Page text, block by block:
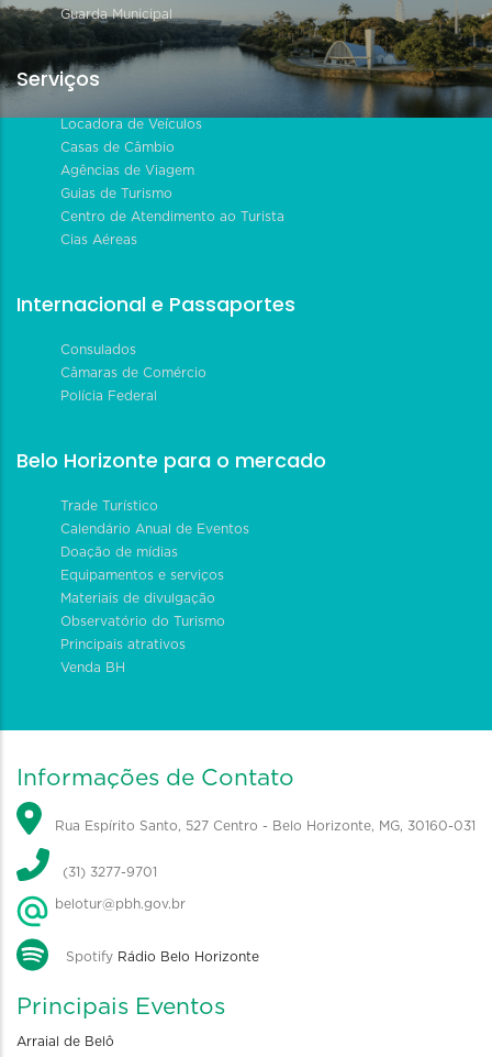
Guarda Municipal
Serviços
Locadora de Veículos
Casas de Câmbio
Agências de Viagem
Guias de Turismo
Centro de Atendimento ao Turista
Cias Aéreas
Internacional e Passaportes
Consulados
Câmaras de Comércio
Polícia Federal
Belo Horizonte para o mercado
Trade Turístico
Calendário Anual de Eventos
Doação de mídias
Equipamentos e serviços
Materiais de divulgação
Observatório do Turismo
Principais atrativos
Venda BH
Informações de Contato
Rua Espírito Santo, 527 Centro - Belo Horizonte, MG, 30160-031
(31) 3277-9701
belotur@pbh.gov.br
Spotify Rádio Belo Horizonte
Principais Eventos
Arraial de Belô